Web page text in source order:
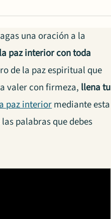
una oración a la
paz interior con toda
de la paz espiritual que
valer con firmeza, llena tu
paz interiormediante esta
palabras que debes